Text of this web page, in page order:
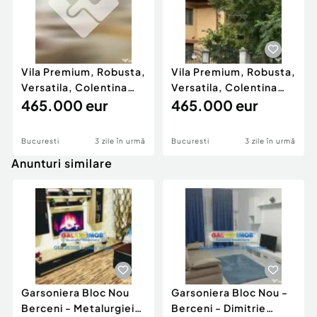
Complexul dispune de parcare subterana, lift
modern, interfon, supraveghere video si acces
controlat.
Compartimentare eficienta si design
contemporan, ideal pentru locuire confortabila
sau investitie.
3. Situatia juridica: Liber.
4. Unde se poate petrece timpul liber:
In apropiere se gasesc Gradina Botanica si Parcul
Romniceanu ndash; ideale pentru plimbari si
relaxare.
Vila Premium, Robusta,
Versatila, Colentina
(Parc Plumbuita)
465.000 eur
Bucuresti 3 zile în urmă
Vila Premium, Robusta,
Versatila, Colentina
(Parc Plumbuita)
465.000 eur
Bucuresti 3 zile în urmă
Anunturi similare
Garsoniera Bloc Nou
Berceni - Metalurgiei
Garsoniera Bloc Nou -
Berceni - Dimitrie